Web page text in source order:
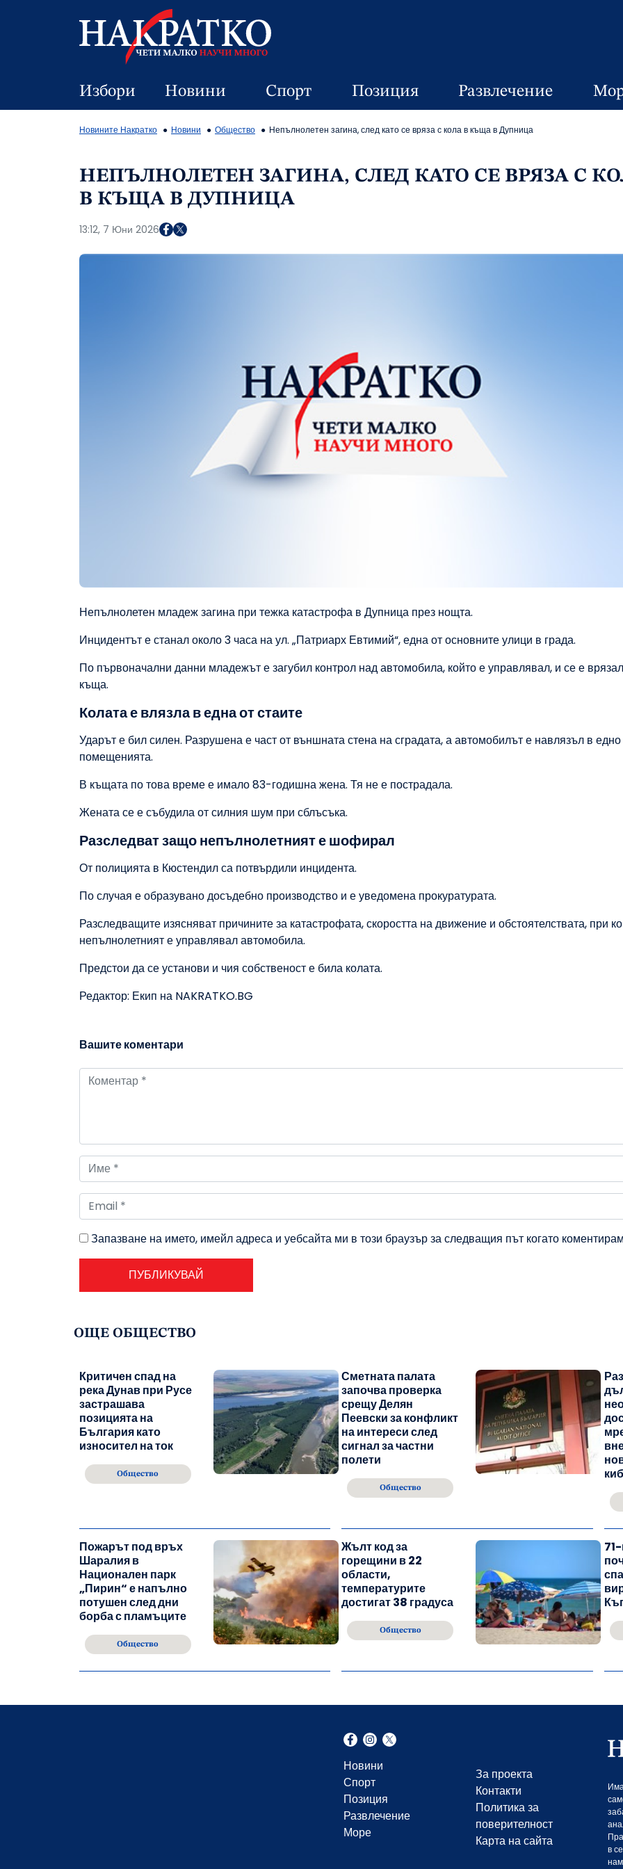
Избори Новини Спорт Позиция Развлечение
Новините Накратко Новини Общество Непълнолетен загина, след като се вряза с кола в къща в Дупница
НЕПЪЛНОЛЕТЕН ЗАГИНА, СЛЕД КАТО СЕ ВРЯЗА С
В КЪЩА В ДУПНИЦА
13:12, 7 Юни 2026
Непълнолетен младеж загина при тежка катастрофа в Дупница през нощта.
Инцидентът е станал около 3 часа на ул. „Патриарх Евтимий“, една от основните улици в града.
По първоначални данни младежът е загубил контрол над автомобила, който е управлявал, и се е
къща.
Колата е влязла в една от стаите
Ударът е бил силен. Разрушена е част от външната стена на сградата, а автомобилът е навлязъл в едно
помещенията.
В къщата по това време е имало 83-годишна жена. Тя не е пострадала.
Жената се е събудила от силния шум при сблъсъка.
Разследват защо непълнолетният е шофирал
От полицията в Кюстендил са потвърдили инцидента.
По случая е образувано досъдебно производство и е уведомена прокуратурата.
Разследващите изясняват причините за катастрофата, скоростта на движение и обстоятелствата, при
непълнолетният е управлявал автомобила.
Предстои да се установи и чия собственост е била колата.
Редактор: Екип на NAKRATKO.BG
Вашите коментари
Запазване на името, имейл адреса и уебсайта ми в този браузър за следващия път когато
ОЩЕ ОБЩЕСТВО
Критичен спад на
река Дунав при Русе
застрашава
позицията на
България като
износител на ток
Общество
Сметната палата
започва проверка
срещу Делян
Пеевски за конфликт
на интереси след
сигнал за частни
полети
Общество
Пожарът под връх
Шаралия в
Национален парк
„Пирин“ е напълно
потушен след дни
борба с пламъците
Общество
Жълт код за
горещини в 22
области,
температурите
достигат 38 градуса
Общество
Новини
Спорт
Позиция
Развлечение
Море
За проекта
Контакти
Политика за
поверителност
Карта на сайта
в